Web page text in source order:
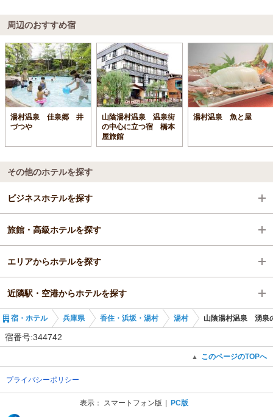
周辺のおすすめ宿
湯村温泉 佳泉郷 井
づつや
山陰湯村温泉 温泉街
の中心に立つ宿 橋本
屋旅館
湯村温泉 魚と屋
その他のホテルを探す
ビジネスホテルを探す
兵庫県
旅館・高級ホテルを探す
兵庫県
エリアからホテルを探す
兵庫県
香住・浜坂・湯村
近隣駅・空港からホテルを探す
浜坂駅
宿・ホテル 兵庫県 香住・浜坂・湯村 湯村 山陰湯村温泉 湧泉
宿番号:344742
▲ このページのTOPへ
プライバシーポリシー
表示： スマートフォン版 PC版